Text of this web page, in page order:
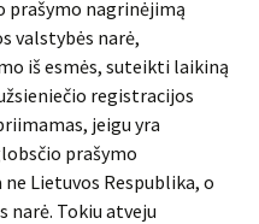
prašymo nagrinėjimą
valstybės narė,
iš esmės, suteikti laikiną
registracijos
jeigu yra
prašymo
Lietuvos Respublika, o
narė. Tokiu atveju